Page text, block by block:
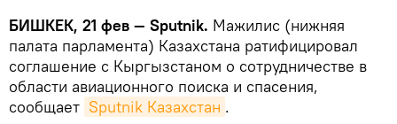
БИШКЕК, 21 фев — Sputnik. Мажилис (нижняя
палата парламента) Казахстана ратифицировал
соглашение с Кыргызстаном о сотрудничестве в
области авиационного поиска и спасения,
сообщает Sputnik Казахстан .